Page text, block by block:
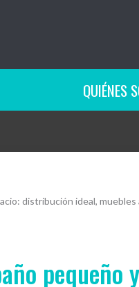
QUIÉNES
distribución ideal,
pequeño